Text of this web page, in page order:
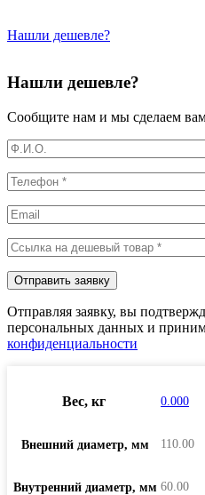
Нашли дешевле?
Нашли дешевле?
Сообщите нам и мы сделаем
Отправляя заявку, вы
персональных данных и
конфиденциальности
Вес, кг 0.000
Внешний диаметр, мм 110.00
Внутренний диаметр, мм 60.00